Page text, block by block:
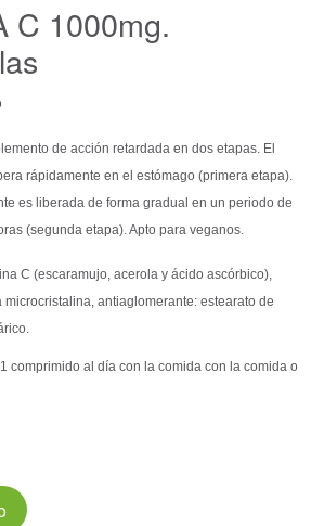
C 1000mg.
de acción retardada en dos etapas. El
rápidamente en el estómago (primera etapa).
es liberada de forma gradual en un periodo de
(segunda etapa). Apto para veganos.
C (escaramujo, acerola y ácido ascórbico),
antiaglomerante: estearato de
comprimido al día con la comida con la comida o